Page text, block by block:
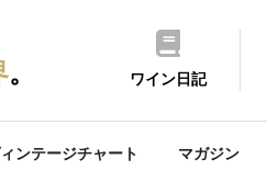
。 ワイン日記
ンテージチャート マガジン